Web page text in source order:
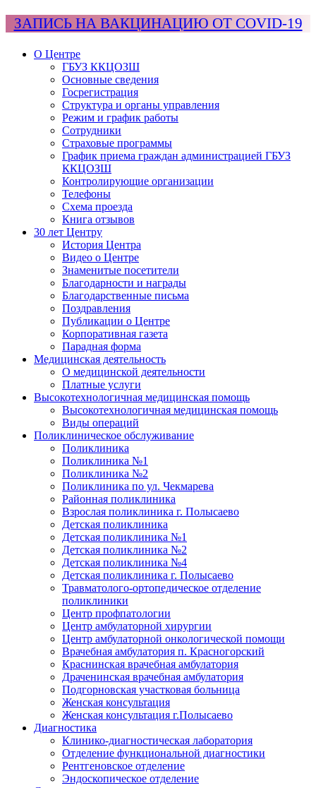
ЗАПИСЬ НА ВАКЦИНАЦИЮ ОТ COVID-19
О Центре
ГБУЗ ККЦОЗШ
Основные сведения
Госрегистрация
Структура и органы управления
Режим и график работы
Сотрудники
Страховые программы
График приема граждан администрацией ГБУЗ
ККЦОЗШ
Контролирующие организации
Телефоны
Схема проезда
Книга отзывов
30 лет Центру
История Центра
Видео о Центре
Знаменитые посетители
Благодарности и награды
Благодарственные письма
Поздравления
Публикации о Центре
Корпоративная газета
Парадная форма
Медицинская деятельность
О медицинской деятельности
Платные услуги
Высокотехнологичная медицинская помощь
Высокотехнологичная медицинская помощь
Виды операций
Поликлиническое обслуживание
Поликлиника
Поликлиника №1
Поликлиника №2
Поликлиника по ул. Чекмарева
Районная поликлиника
Взрослая поликлиника г. Полысаево
Детская поликлиника
Детская поликлиника №1
Детская поликлиника №2
Детская поликлиника №4
Детская поликлиника г. Полысаево
Травматолого-ортопедическое отделение
поликлиники
Центр профпатологии
Центр амбулаторной хирургии
Центр амбулаторной онкологической помощи
Врачебная амбулатория п. Красногорский
Краснинская врачебная амбулатория
Драченинская врачебная амбулатория
Подгорновская участковая больница
Женская консультация
Женская консультация г.Полысаево
Диагностика
Клинико-диагностическая лаборатория
Отделение функциональной диагностики
Рентгеновское отделение
Эндоскопическое отделение